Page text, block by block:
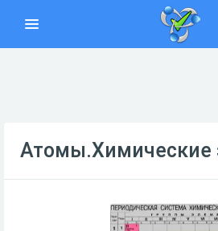
Атомы.Химические